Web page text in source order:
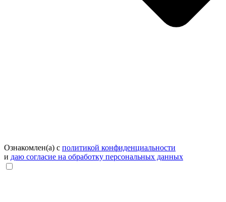
Ознакомлен(а) с политикой конфиденциальности
и даю согласие на обработку персональных данных